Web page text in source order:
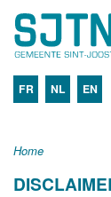
FR NL EN
Home